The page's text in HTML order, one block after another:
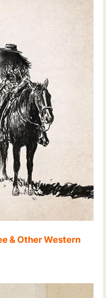
& Other Western